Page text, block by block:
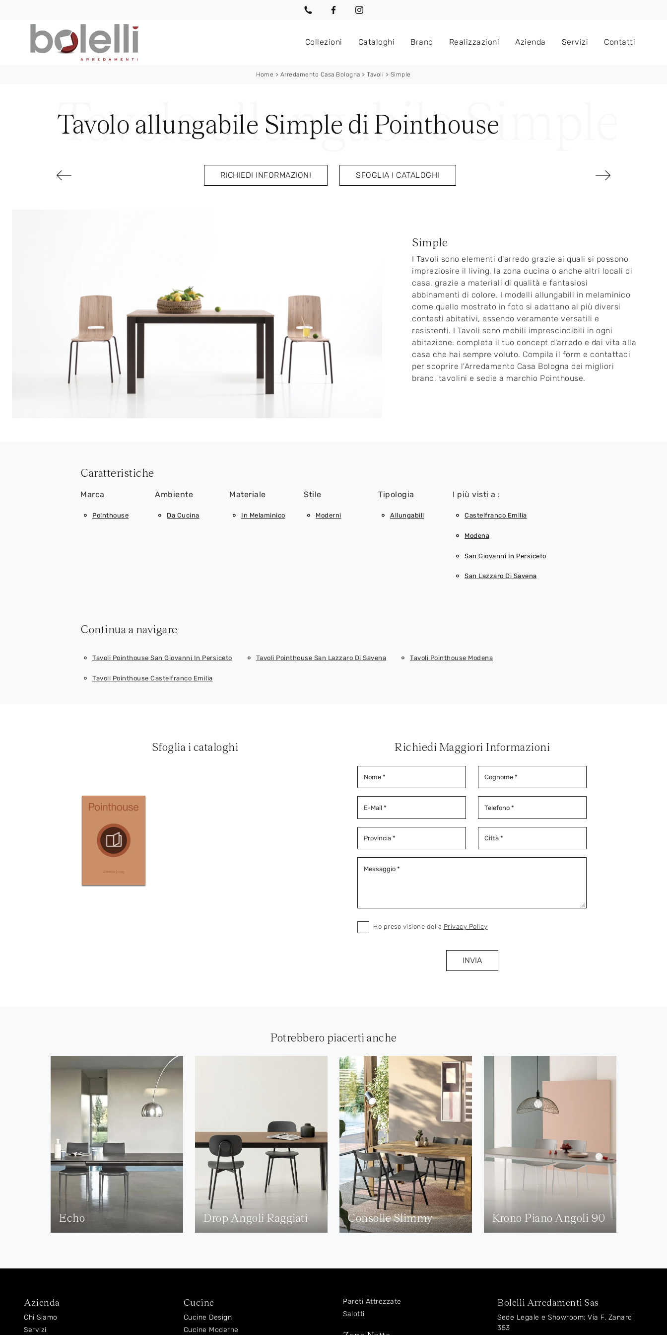
Collezioni Cataloghi Brand Realizzazioni Azienda Servizi Contatti
Home > Arredamento Casa Bologna >Tavoli > Simple
Tavolo allungabile Simple di Pointhouse
RICHIEDI INFORMAZIONI SFOGLIA I CATALOGHI
Simple
I Tavoli sono elementi d'arredo grazie ai quali si possono
impreziosire il living, la zona cucina o anche altri locali di
casa, grazie a materiali di qualità e fantasiosi
abbinamenti di colore. I modelli allungabili in melaminico
come quello mostrato in foto si adattano ai più diversi
contesti abitativi, essendo veramente versatili e
resistenti. I Tavoli sono mobili imprescindibili in ogni
abitazione: completa il tuo concept d'arredo e dai vita alla
casa che hai sempre voluto. Compila il form e contattaci
per scoprire l'Arredamento Casa Bologna dei migliori
brand, tavolini e sedie a marchio Pointhouse.
Caratteristiche
Marca
Pointhouse
Ambiente
Da Cucina
Materiale
In Melaminico
Stile
Moderni
Tipologia
Allungabili
I più visti a :
Castelfranco Emilia
Modena
San Giovanni In Persiceto
San Lazzaro Di Savena
Continua a navigare
Tavoli Pointhouse San Giovanni In Persiceto Tavoli Pointhouse San Lazzaro Di Savena Tavoli Pointhouse Modena
Tavoli Pointhouse Castelfranco Emilia
Sfoglia i cataloghi Richiedi Maggiori Informazioni
Ho preso visione della Privacy Policy
INVIA
Potrebbero piacerti anche
Echo Drop Angoli Raggiati Consolle Slimmy Krono Piano Angoli 90
Azienda
Chi Siamo
Servizi
Cucine
Cucine Design
Cucine Moderne
Pareti Attrezzate
Salotti
Bolelli Arredamenti Sas
Sede Legale e Showroom: Via F. Zanardi
353